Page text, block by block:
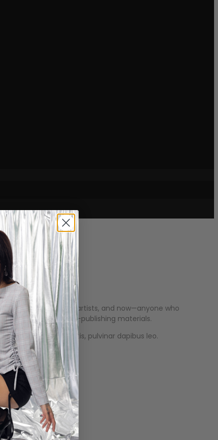
artists
, graffiti artists, and now—anyone who
to anyone self-publishing materials.
ullamcorper mattis, pulvinar dapibus leo.